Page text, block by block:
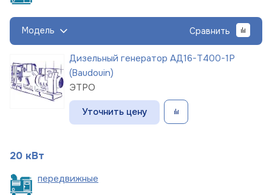
Модель Сравнить
Дизельный генератор АД16-Т400-1Р
(Baudouin)
ЭТРО
Уточнить цену
20 кВт
передвижные